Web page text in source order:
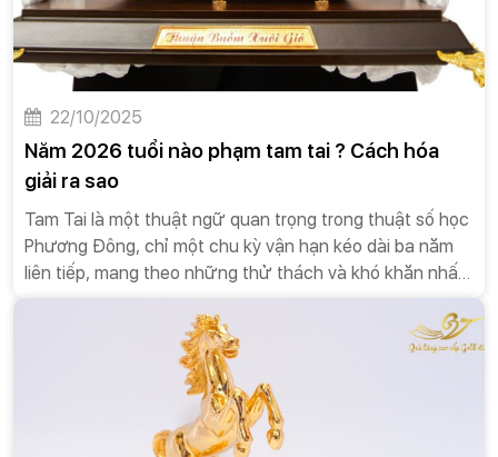
22/10/2025
Năm 2026 tuổi nào phạm tam tai ? Cách hóa
giải ra sao
Tam Tai là một thuật ngữ quan trọng trong thuật số học
Phương Đông, chỉ một chu kỳ vận hạn kéo dài ba năm
liên tiếp, mang theo những thử thách và khó khăn nhất
định đối với người gặp phải. Chu kỳ này lặp lại một lần
sau mỗi 12 năm Địa Chi. Về mặt học thuật, Tam Tai được
hiểu là ba loại tai họa: Thiên Tai (tai họa do thiên nhiên,
thời tiết), Địa Tai (tai họa do môi trường sống, đất đai,
hoặc sự cố địa lý), và Nhân Tai (tai họa do con người
gây ra, bao gồm mâu thuẫn, kiện tụng, thị phi).